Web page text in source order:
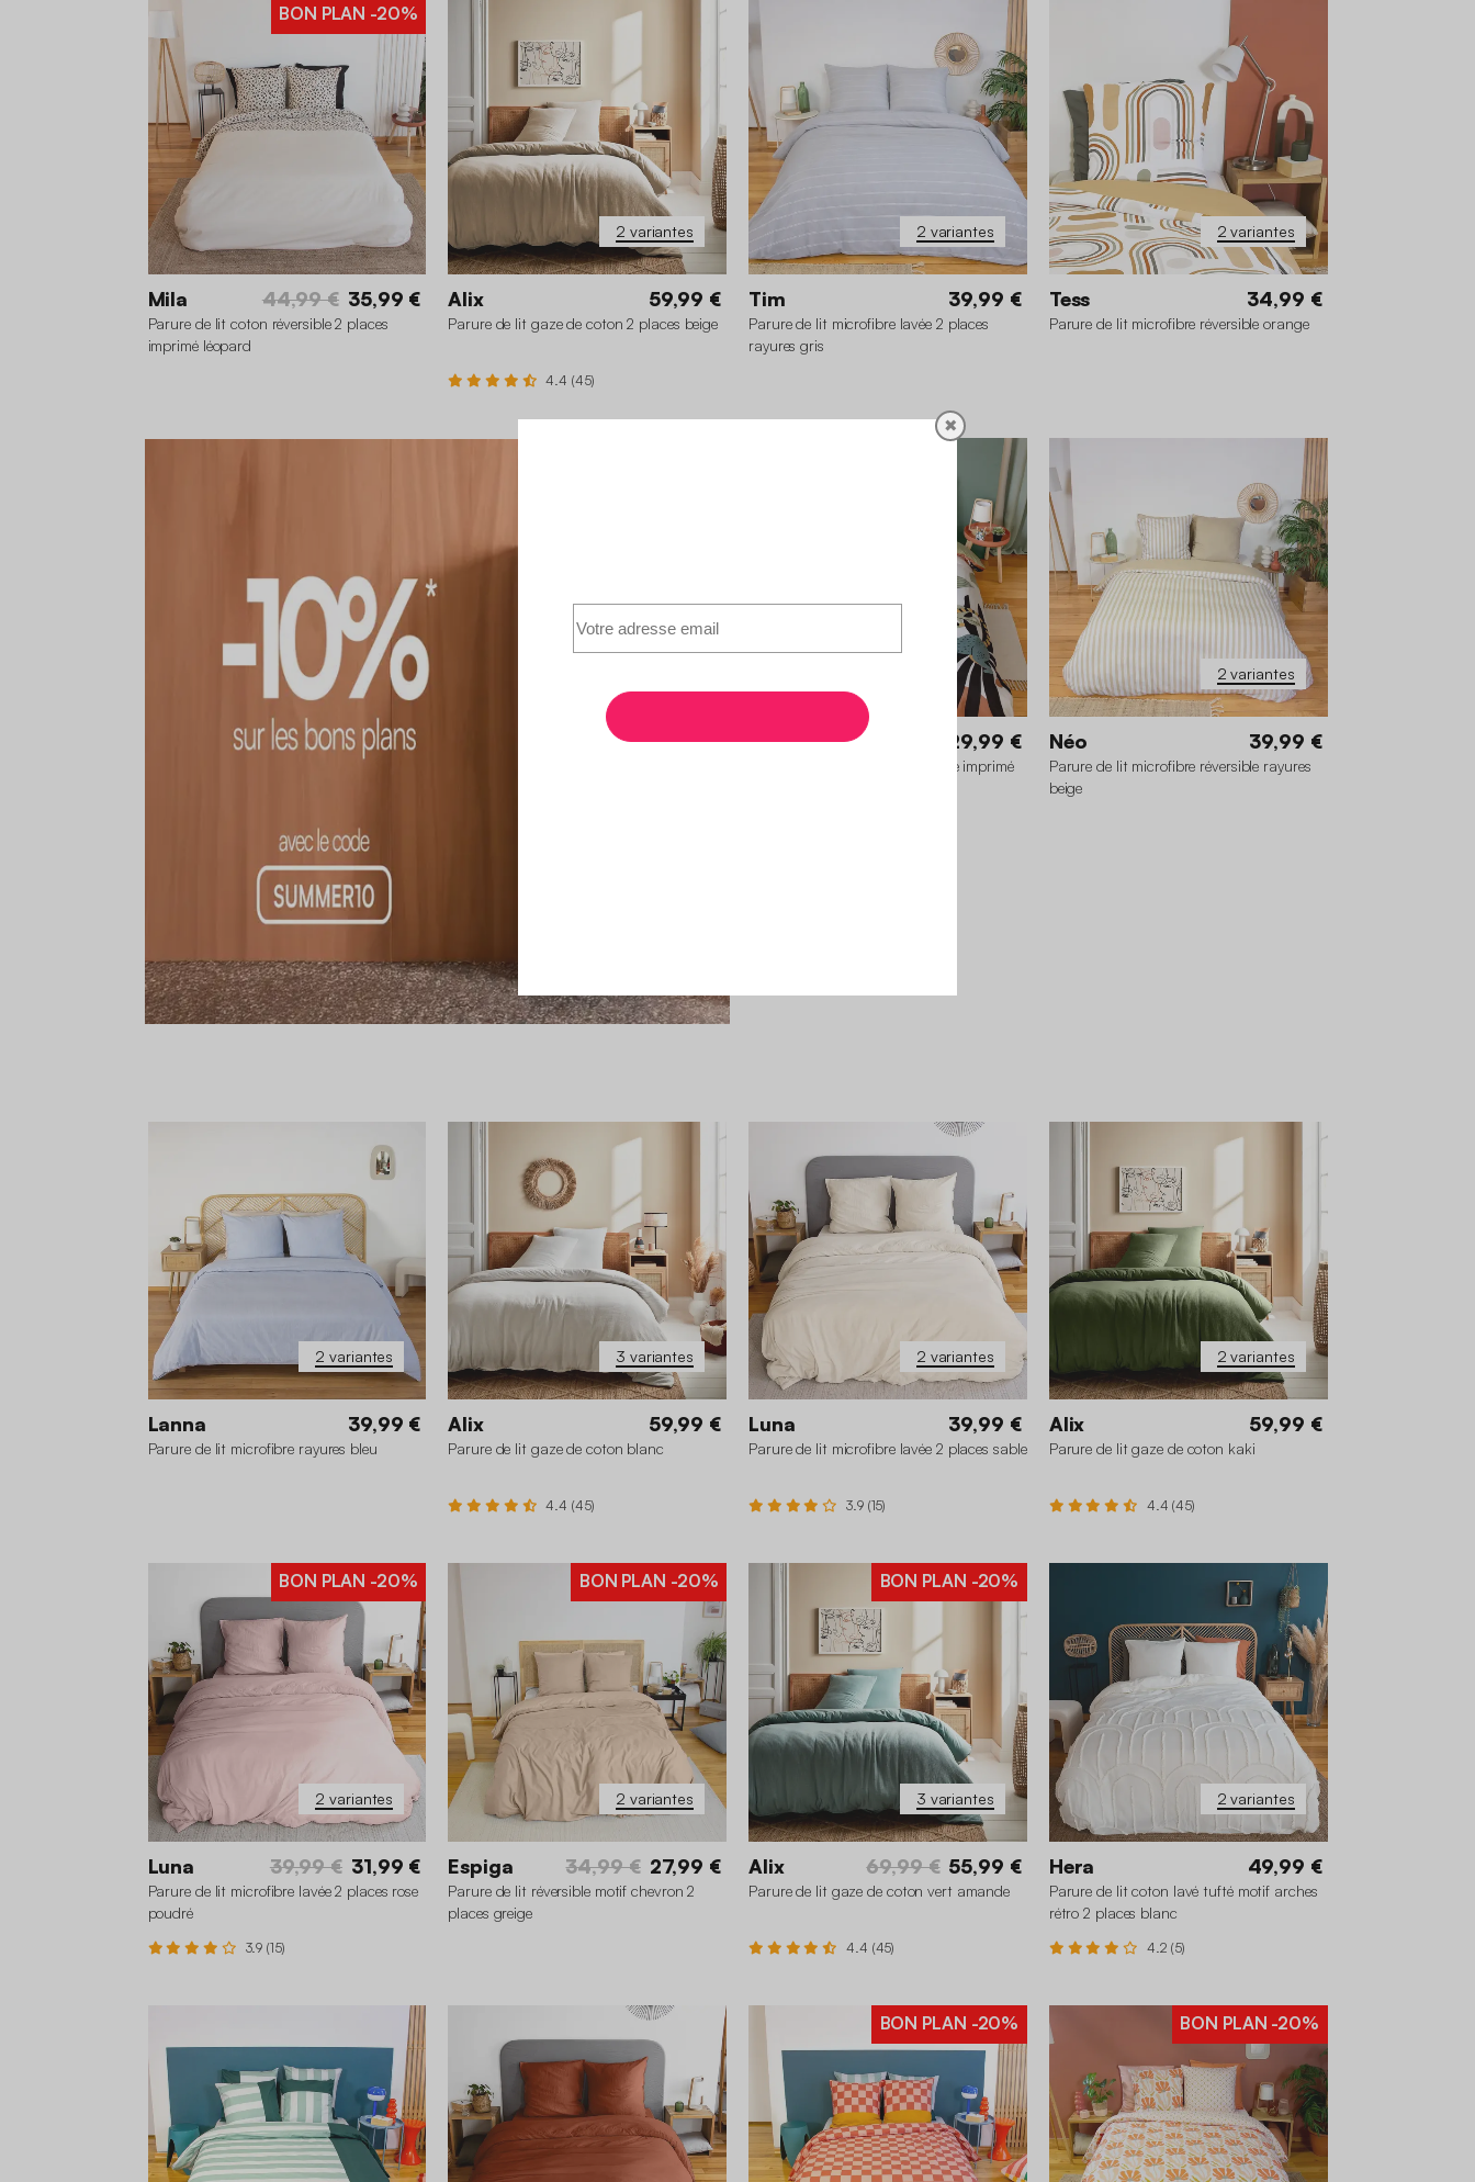
240 x 220 cm
260 x 240 cm 240 x 220 cm
BON PLAN -20%
Mila 44,99 € 35,99 €
Parure de lit coton réversible 2 places
imprimé léopard
2 variantes
Alix 59,99 €
Parure de lit gaze de coton 2 places beige
4.4 (45)
240 x 220 cm
2 variantes
Tim 39,99 €
Parure de lit microfibre lavée 2 places
rayures gris
140 x 200 cm 240 x 220 cm
2 variantes
Tess 34,99 €
Parure de lit microfibre réversible orange
Oscar 29,99 €
Parure de lit microfibre réversible imprimé
2 variantes
Néo 39,99 €
Parure de lit microfibre réversible rayures
beige
260 x 240 cm 240 x 220 cm
2 variantes
Lanna 39,99 €
Parure de lit microfibre rayures bleu
240 x 220 cm
140 x 200 cm
3 variantes
Alix 59,99 €
Parure de lit gaze de coton blanc
4.4 (45)
260 x 240 cm 240 x 220 cm
2 variantes
Luna 39,99 €
Parure de lit microfibre lavée 2 places sable
3.9 (15)
240 x 220 cm 260 x 240 cm
2 variantes
Alix 59,99 €
Parure de lit gaze de coton kaki
4.4 (45)
260 x 240 cm 240 x 220 cm
2 variantes
BON PLAN -20%
Luna 39,99 € 31,99 €
Parure de lit microfibre lavée 2 places rose
poudré
3.9 (15)
260 x 240 cm 240 x 220 cm
2 variantes
BON PLAN -20%
Espiga 34,99 € 27,99 €
Parure de lit réversible motif chevron 2
places greige
260 x 240 cm
140 x 200 cm
240 x 220 cm
3 variantes
BON PLAN -20%
Alix 69,99 € 55,99 €
Parure de lit gaze de coton vert amande
4.4 (45)
260 x 240 cm 240 x 220 cm
2 variantes
Hera 49,99 €
Parure de lit coton lavé tufté motif arches
rétro 2 places blanc
4.2 (5)
BON PLAN -20% BON PLAN -20%
✖